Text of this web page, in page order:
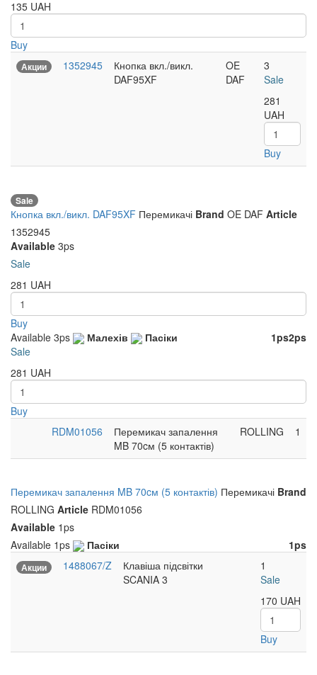
135 UAH
Buy
Акции 1352945
Кнопка вкл./викл.
DAF95XF
OE
DAF
3
Sale
281
UAH
Buy
Sale
Кнопка вкл./викл. DAF95XF Перемикачі Brand OE DAF Article
1352945
Available 3ps
Sale
281 UAH
Buy
Available 3ps Малехів 2ps
Пасіки
1ps
Sale
281 UAH
Buy
RDM01056
Перемикач запалення
MB 70cм (5 контактів)
ROLLING 1
Перемикач запалення MB 70cм (5 контактів) Перемикачі Brand
ROLLING Article RDM01056
Available 1ps
Available 1ps Пасіки 1ps
Акции 1488067/Z
Клавіша підсвітки
SCANIA 3
1
Sale
170 UAH
Buy